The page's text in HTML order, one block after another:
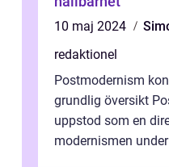
10 maj 2024
redaktionel
Postmodernism
grundlig översikt
uppstod som en
modernismen